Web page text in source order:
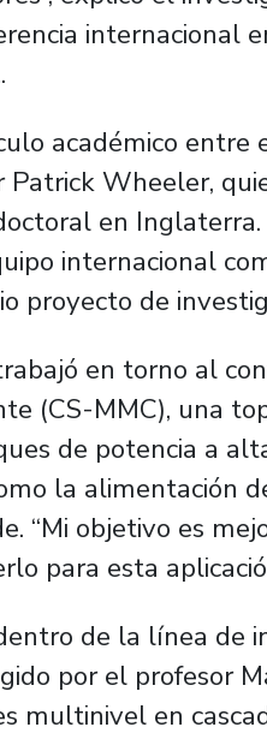
internacional
académico entre
Patrick Wheeler,
en Inglaterra.
internacional
proyecto de
en torno al
(CS-MMC), una
de potencia a
la alimentación
“Mi objetivo es
para esta
de la línea de
por el profesor
multinivel en